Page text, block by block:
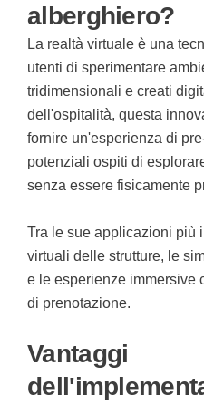
alberghiero?
La realtà virtuale è una
utenti di sperimentare
tridimensionali e creati
dell'ospitalità, questa
fornire un'esperienza di
potenziali ospiti di
senza essere fisicamente
Tra le sue applicazioni più
virtuali delle strutture, le
e le esperienze immersive
di prenotazione.
Vantaggi